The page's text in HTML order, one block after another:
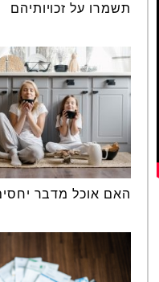
תשמרו על זכויותיהם
האם אוכל מדבר